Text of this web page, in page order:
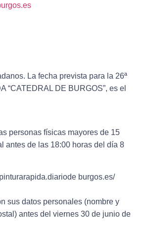
La fecha prevista para la 26ª
“CATEDRAL DE BURGOS”, es el
personas físicas mayores de 15
antes de las 18:00 horas del día 8
burgos.es/
sus datos personales (nombre y
antes del viernes 30 de junio de